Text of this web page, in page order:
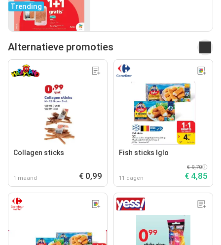
Trending
Alternatieve promoties
Collagen sticks
1 maand € 0,99
Fish sticks Iglo
11 dagen
€ 9,70
€ 4,85